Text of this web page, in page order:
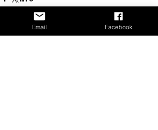
Email Facebook